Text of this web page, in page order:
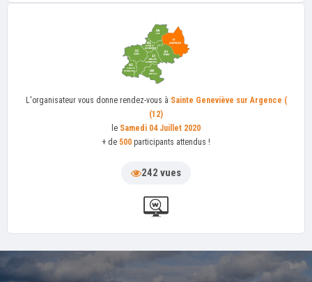
L'organisateur vous donne rendez-vous à Sainte Geneviève sur Argence (
(12)
le Samedi 04 Juillet 2020
+ de 500 participants attendus !
242 vues